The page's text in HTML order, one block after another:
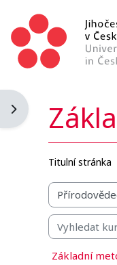
Otevřít panel bloku
Titulní stránka
Organizační
Vyhledat kurzy
Základní